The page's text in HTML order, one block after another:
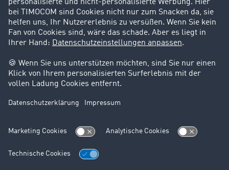
Support
Kontakt
Rechtliches
Impressum
AGB